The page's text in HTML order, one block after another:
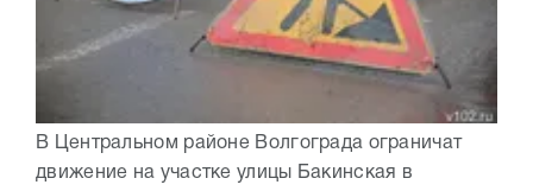
В Центральном районе Волгограда ограничат
движение на участке улицы Бакинская в